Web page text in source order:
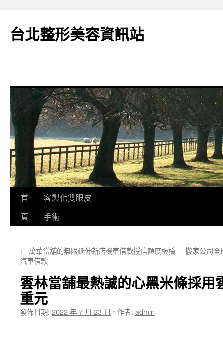
台北整形美容資訊站
跳
要
容
首
頁
客製化雙眼皮
手術
← 萬華當舖的無限延伸新店機車借款授信額度板橋
汽車借款
搬家公司全
雲林當舖最熱誠的心黑米條採用
重元
發佈日期: 2022 年 7 月 23 日 ， 作者: admin